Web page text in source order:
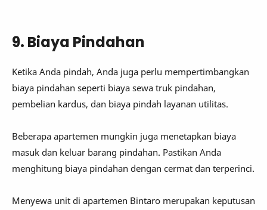
9. Biaya Pindahan
Ketika Anda pindah, Anda juga perlu mempertimbangkan
biaya pindahan seperti biaya sewa truk pindahan,
pembelian kardus, dan biaya pindah layanan utilitas.
Beberapa apartemen mungkin juga menetapkan biaya
masuk dan keluar barang pindahan. Pastikan Anda
menghitung biaya pindahan dengan cermat dan terperinci.
Menyewa unit di apartemen Bintaro merupakan keputusan